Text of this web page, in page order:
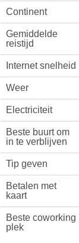
Continent
Gemiddelde
reistijd
Internet snelheid
Weer
Electriciteit
Beste buurt om
in te verblijven
Tip geven
Betalen met
kaart
Beste coworking
plek